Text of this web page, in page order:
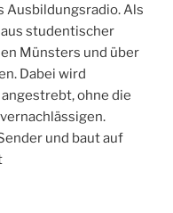
Ausbildungsradio. Als
studentischer
Münsters und über
Dabei wird
ohne die
und baut auf